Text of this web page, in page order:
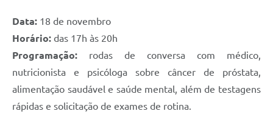
Data: 18 de novembro
Horário: das 17h às 20h
Programação: rodas de conversa com médico,
nutricionista e psicóloga sobre câncer de próstata,
alimentação saudável e saúde mental, além de testagens
rápidas e solicitação de exames de rotina.